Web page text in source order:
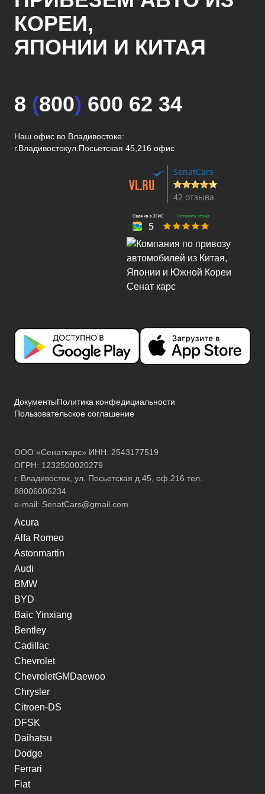
КОРЕИ,
ЯПОНИИ И КИТАЯ
8 (800) 600 62 34
Наш офис во Владивостоке:
г.Владивостокул.Посьетская 45,216 офис
SenatCars
42 отзыва
ДокументыПолитика конфедициальности
Пользовательское соглашение
ООО «Сенаткарс» ИНН: 2543177519
ОГРН: 1232500020279
г. Владивосток, ул. Посьетская д.45, оф.216 тел.
88006006234
e-mail: SenatCars@gmail.com
Acura
Alfa Romeo
Astonmartin
Audi
BMW
BYD
Baic Yinxiang
Bentley
Cadillac
Chevrolet
ChevroletGMDaewoo
Chrysler
Citroen-DS
DFSK
Daihatsu
Dodge
Ferrari
Fiat